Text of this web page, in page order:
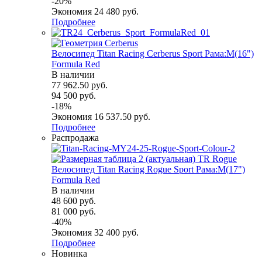
Экономия 24 480 руб.
Подробнее
Велосипед Titan Racing Cerberus Sport Рама:M(16")
Formula Red
В наличии
77 962.50 руб.
94 500 руб.
-18%
Экономия 16 537.50 руб.
Подробнее
Распродажа
Велосипед Titan Racing Rogue Sport Рама:M(17")
Formula Red
В наличии
48 600 руб.
81 000 руб.
-40%
Экономия 32 400 руб.
Подробнее
Новинка